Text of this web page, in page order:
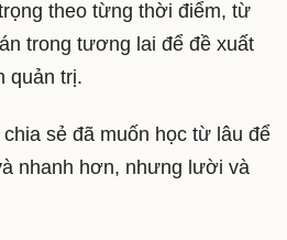
theo từng thời điểm, từ
trong tương lai để đề xuất
quản trị.
sẻ đã muốn học từ lâu để
nhanh hơn, nhưng lười và